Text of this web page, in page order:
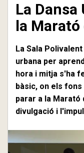
La Dansa
la Marató
La Sala
urbana per
hora i mitja s'ha
bàsic, on els
parar a la Marató
divulgació i